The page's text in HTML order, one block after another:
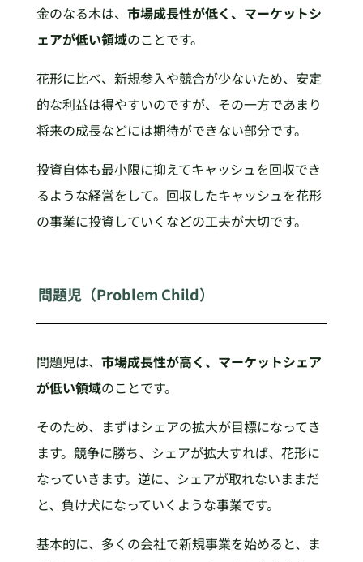
金のなる木は、 市場成長性が低く、マーケットシ
ェアが低い領域のことです。
花形に比べ、新規参入や競合が少ないため、安定
的な利益は得やすいのですが、その一方であまり
将来の成長などには期待ができない部分です。
投資自体も最小限に抑えてキャッシュを回収でき
るような経営をして。回収したキャッシュを花形
の事業に投資していくなどの工夫が大切です。
問題児（Problem Child）
問題児は、 市場成長性が高く、マーケットシェア
が低い領域のことです。
そのため、まずはシェアの拡大が目標になってき
ます。競争に勝ち、シェアが拡大すれば、花形に
なっていきます。逆に、シェアが取れないままだ
と、負け犬になっていくような事業です。
基本的に、多くの会社で新規事業を始めると、ま